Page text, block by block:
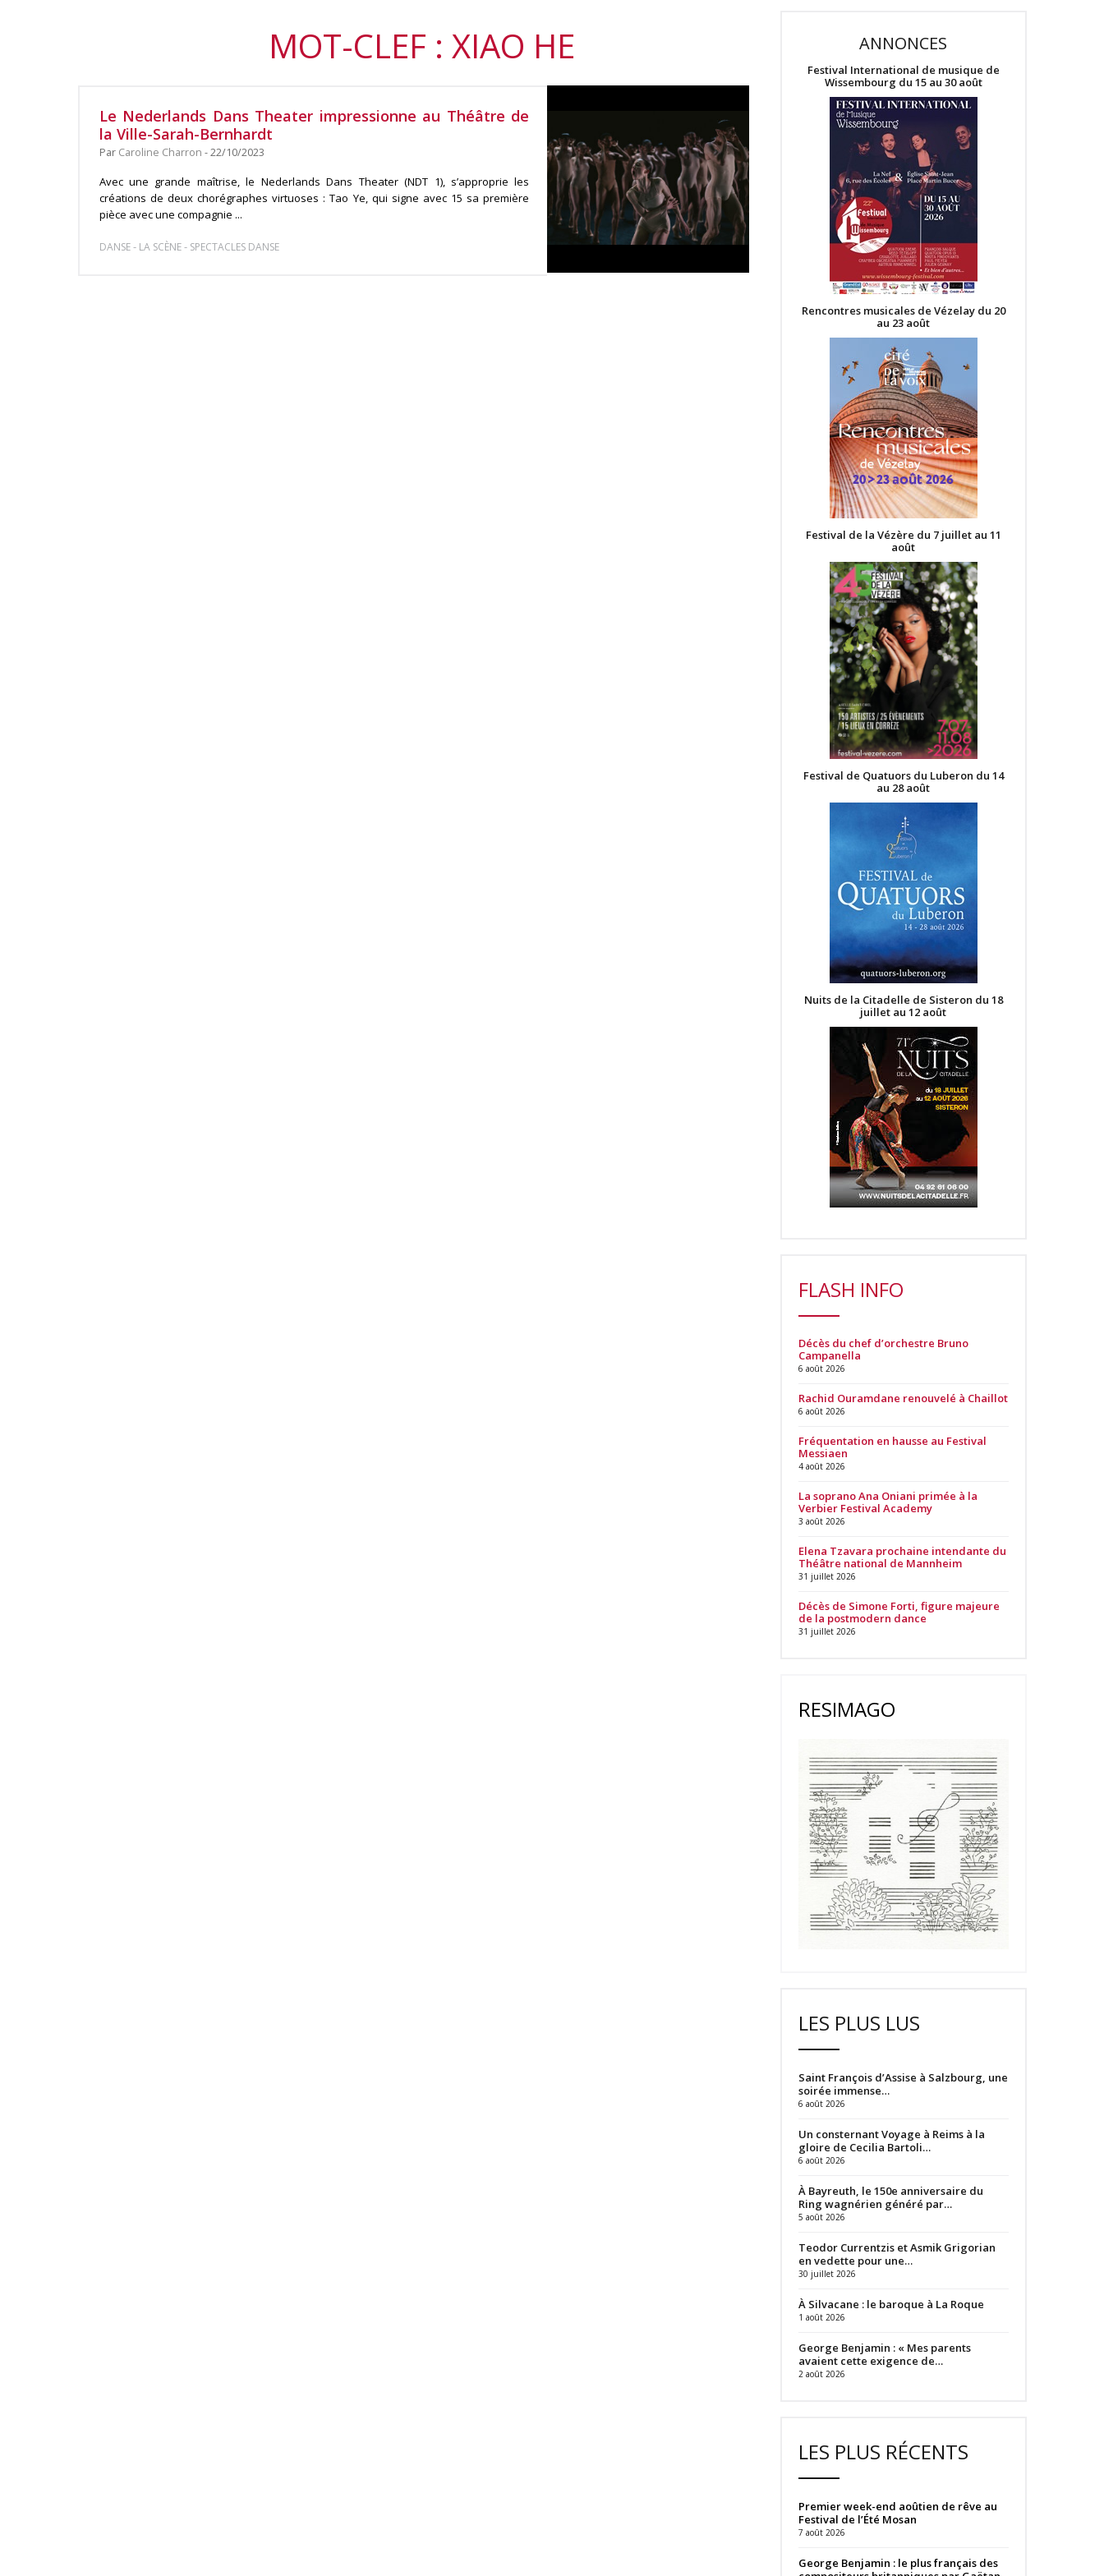
MOT-CLEF : XIAO HE
Le Nederlands Dans Theater impressionne au Théâtre de
la Ville-Sarah-Bernhardt
Par Caroline Charron - 22/10/2023
Avec une grande maîtrise, le Nederlands Dans Theater (NDT 1), s’approprie les
créations de deux chorégraphes virtuoses : Tao Ye, qui signe avec 15 sa première
pièce avec une compagnie ...
DANSE- LA SCÈNE- SPECTACLES DANSE
ANNONCES
Festival International de musique de
Wissembourg du 15 au 30 août
Rencontres musicales de Vézelay du 20
au 23 août
Festival de la Vézère du 7 juillet au 11
août
Festival de Quatuors du Luberon du 14
au 28 août
Nuits de la Citadelle de Sisteron du 18
juillet au 12 août
FLASH INFO
Décès du chef d’orchestre Bruno
Campanella
6 août 2026
Rachid Ouramdane renouvelé à Chaillot
6 août 2026
Fréquentation en hausse au Festival
Messiaen
4 août 2026
La soprano Ana Oniani primée à la
Verbier Festival Academy
3 août 2026
Elena Tzavara prochaine intendante du
Théâtre national de Mannheim
31 juillet 2026
Décès de Simone Forti, figure majeure
de la postmodern dance
31 juillet 2026
RESIMAGO
LES PLUS LUS
Saint François d’Assise à Salzbourg, une
soirée immense…
6 août 2026
Un consternant Voyage à Reims à la
gloire de Cecilia Bartoli…
6 août 2026
À Bayreuth, le 150e anniversaire du
Ring wagnérien généré par…
5 août 2026
Teodor Currentzis et Asmik Grigorian
en vedette pour une…
30 juillet 2026
À Silvacane : le baroque à La Roque
1 août 2026
George Benjamin : « Mes parents
avaient cette exigence de…
2 août 2026
LES PLUS RÉCENTS
Premier week-end aoûtien de rêve au
Festival de l’Été Mosan
7 août 2026
George Benjamin : le plus français des